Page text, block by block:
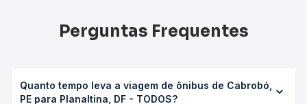
Perguntas Frequentes
Quanto tempo leva a viagem de ônibus de Cabrobó,
PE para Planaltina, DF - TODOS?